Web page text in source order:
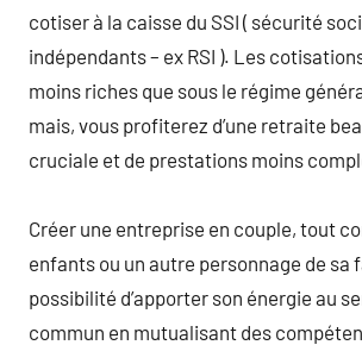
cotiser à la caisse du SSI ( sécurité
indépendants – ex RSI ). Les
moins riches que sous le régime
mais, vous profiterez d’une retraite
cruciale et de prestations moins
Créer une entreprise en couple, tout
enfants ou un autre personnage de sa
possibilité d’apporter son énergie au
commun en mutualisant des